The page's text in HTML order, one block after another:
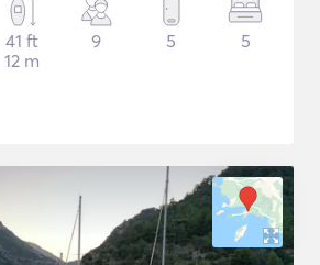
41 ft
12 m
9 5 5